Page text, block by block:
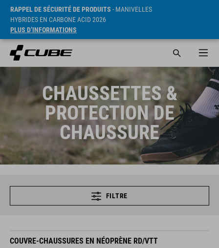
RAPPEL DE SÉCURITÉ DE PRODUITS - MANIVELLES
HYBRIDES EN CARBONE ACID 2026
PLUS D’INFORMATIONS
CHAUSSETTES &
PROTECTION DE
CHAUSSURE
FILTRE
COUVRE-CHAUSSURES EN NÉOPRÈNE RD/VTT